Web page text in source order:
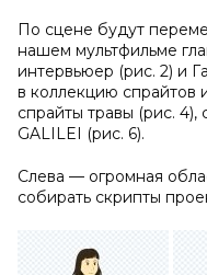
По сцене будут
нашем мультфильме
интервьюер (рис. 2) и
в коллекцию спрайтов
спрайты травы (рис. 4),
GALILEI (рис. 6).
Слева — огромная
собирать скрипты